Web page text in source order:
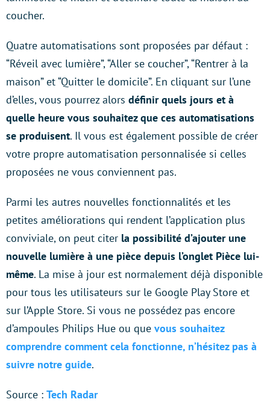
coucher.
Quatre automatisations sont proposées par défaut :
“Réveil avec lumière”, “Aller se coucher”, “Rentrer à la
maison” et “Quitter le domicile”. En cliquant sur l’une
d’elles, vous pourrez alors définir quels jours et à
quelle heure vous souhaitez que ces automatisations
se produisent. Il vous est également possible de créer
votre propre automatisation personnalisée si celles
proposées ne vous conviennent pas.
Parmi les autres nouvelles fonctionnalités et les
petites améliorations qui rendent l’application plus
conviviale, on peut citer la possibilité d’ajouter une
nouvelle lumière à une pièce depuis l’onglet Pièce lui-
même. La mise à jour est normalement déjà disponible
pour tous les utilisateurs sur le Google Play Store et
sur l’Apple Store. Si vous ne possédez pas encore
d’ampoules Philips Hue ou que vous souhaitez
comprendre comment cela fonctionne, n’hésitez pas à
suivre notre guide.
Source : Tech Radar